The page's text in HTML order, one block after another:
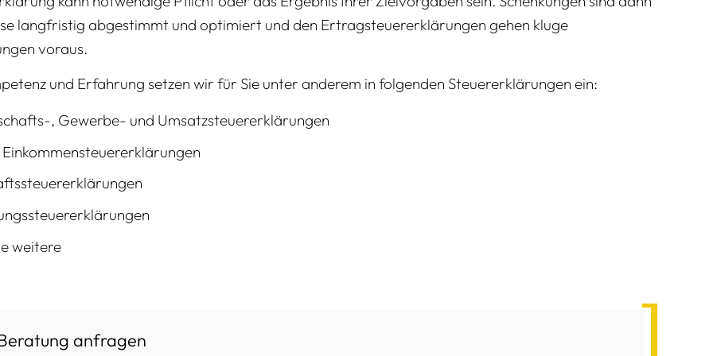
langfristig abgestimmt und optimiert und den Ertragsteuererklärungen gehen kluge
voraus.
und Erfahrung setzen wir für Sie unter anderem in folgenden Steuererklärungen ein:
, Gewerbe- und Umsatzsteuererklärungen
weitere
anfragen